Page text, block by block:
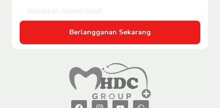
Berlangganan Sekarang